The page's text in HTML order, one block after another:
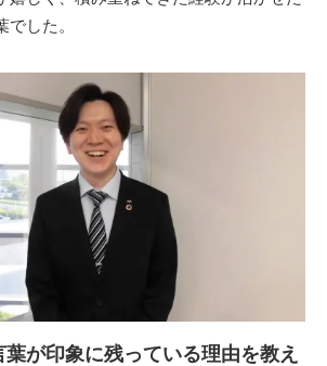
した。
葉が印象に残っている理由を教え